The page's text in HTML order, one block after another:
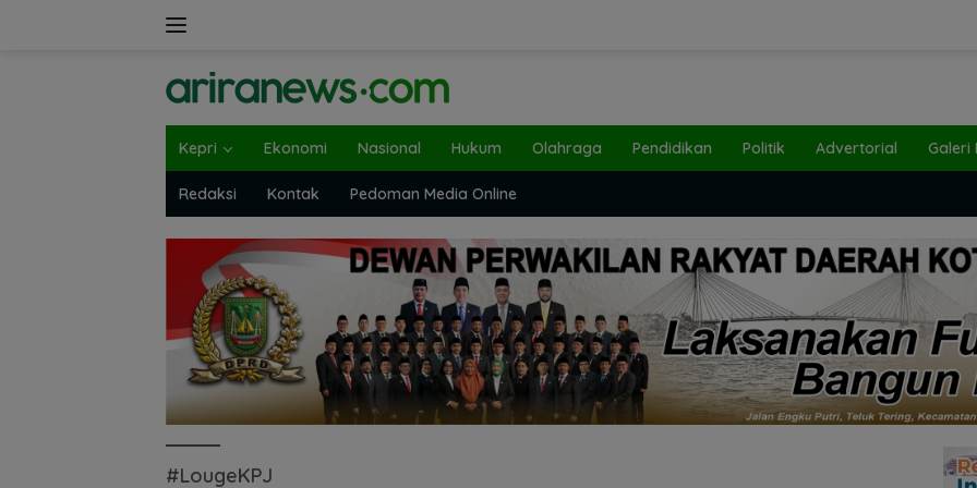
Kepri Ekonomi Nasional Hukum Olahraga Pendidikan Politik Advertorial Galeri
Redaksi Kontak Pedoman Media Online
#LougeKPJ